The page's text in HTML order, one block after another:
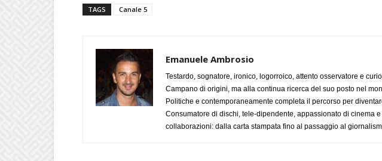
TAGS Canale 5
Emanuele Ambrosio
Testardo, sognatore, ironico, logorroico, attento osservatore e
Campano di origini, ma alla continua ricerca del suo posto nel
Politiche e contemporaneamente completa il percorso per
Consumatore di dischi, tele-dipendente, appassionato di cinema e
collaborazioni: dalla carta stampata fino al passaggio al